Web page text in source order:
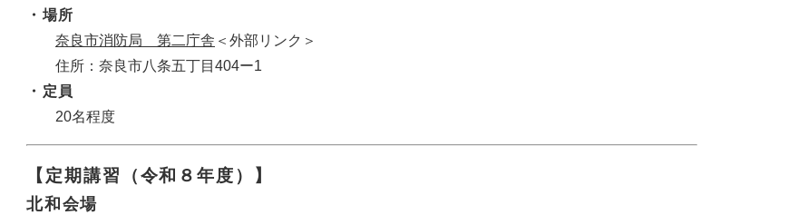
・場所
奈良市消防局 第二庁舎 ＜外部リンク＞
住所：奈良市八条五丁目404ー1
・定員
20名程度
【定期講習（令和８年度）】
北和会場